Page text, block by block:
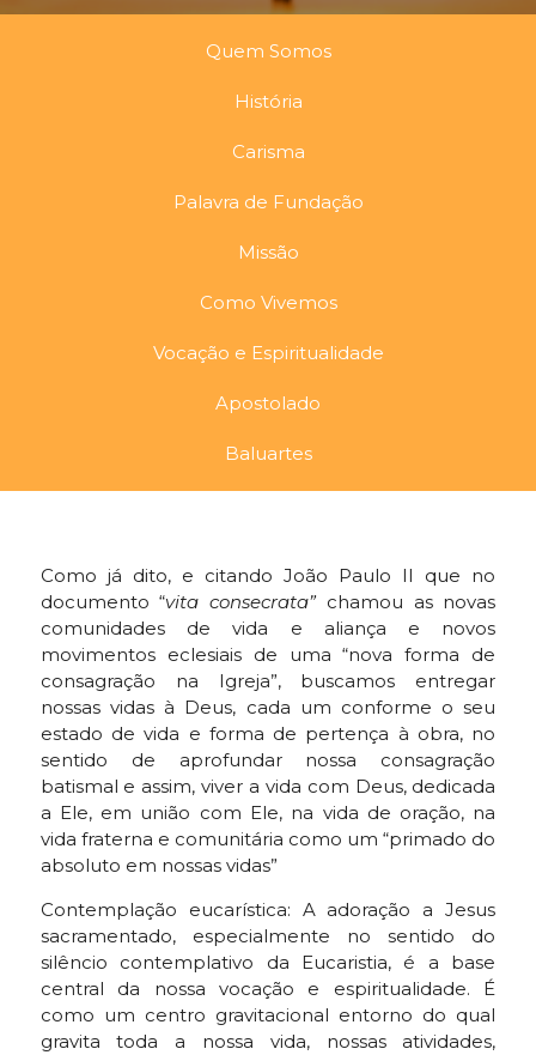
Quem Somos
História
Carisma
Palavra de Fundação
Missão
Como Vivemos
Vocação e Espiritualidade
Apostolado
Baluartes
Como já dito, e citando João Paulo II que no
documento “vita consecrata” chamou as novas
comunidades de vida e aliança e novos
movimentos eclesiais de uma “nova forma de
consagração na Igreja”, buscamos entregar
nossas vidas à Deus, cada um conforme o seu
estado de vida e forma de pertença à obra, no
sentido de aprofundar nossa consagração
batismal e assim, viver a vida com Deus, dedicada
a Ele, em união com Ele, na vida de oração, na
vida fraterna e comunitária como um “primado do
absoluto em nossas vidas”
Contemplação eucarística: A adoração a Jesus
sacramentado, especialmente no sentido do
silêncio contemplativo da Eucaristia, é a base
central da nossa vocação e espiritualidade. É
como um centro gravitacional entorno do qual
gravita toda a nossa vida, nossas atividades,